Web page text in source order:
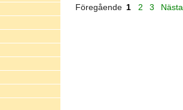
Föregående 1 2 3